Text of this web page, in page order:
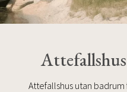
Attefallshus utan